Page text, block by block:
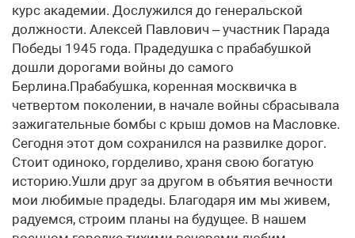
курс академии. Дослужился до генеральской
должности. Алексей Павлович – участник Парада
Победы 1945 года. Прадедушка с прабабушкой
дошли дорогами войны до самого
Берлина.Прабабушка, коренная москвичка в
четвертом поколении, в начале войны сбрасывала
зажигательные бомбы с крыш домов на Масловке.
Сегодня этот дом сохранился на развилке дорог.
Стоит одиноко, горделиво, храня свою богатую
историю.Ушли друг за другом в объятия вечности
мои любимые прадеды. Благодаря им мы живем,
радуемся, строим планы на будущее. В нашем